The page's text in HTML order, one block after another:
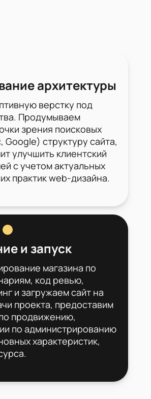
архитектуры
верстку под
Продумываем
зрения поисковых
Google) структуру сайта,
улучшить клиентский
с учетом актуальных
практик web-дизайна.
и запуск
магазина по
код ревью,
и загружаем сайт на
проекта, предоставим
продвижению,
по администрированию
характеристик,